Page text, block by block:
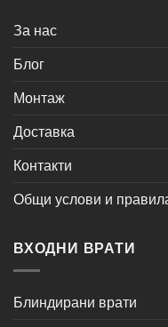
За нас
Блог
Монтаж
Доставка
Контакти
Общи услови и
ВХОДНИ ВРАТИ
Блиндирани врати